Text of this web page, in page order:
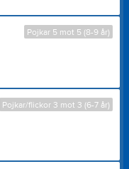
Pojkar 5 mot 5 (8-9 år)
Pojkar/flickor 3 mot 3 (6-7 år)